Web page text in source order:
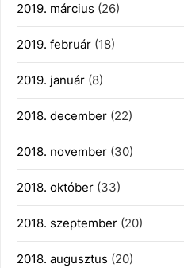
2019. március (26)
2019. február (18)
2019. január (8)
2018. december (22)
2018. november (30)
2018. október (33)
2018. szeptember (20)
2018. augusztus (20)